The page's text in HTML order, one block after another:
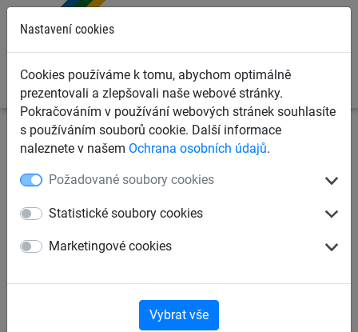
Nastavení cookies
Cookies používáme k tomu, abychom optimálně
prezentovali a zlepšovali naše webové stránky.
Pokračováním v používání webových stránek souhlasíte
s používáním souborů cookie. Další informace
naleznete v našem Ochrana osobních údajů.
Požadované soubory cookies
Statistické soubory cookies
Marketingové cookies
Vybrat vše
Sportovní sítě Sítě na fotbal Příslušenství k sítím
Pásek se suchým zipem